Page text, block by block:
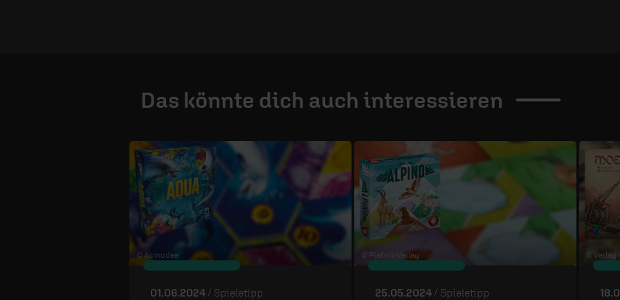
Das könnte dich auch interessieren
© Asmodee
01.06.2024 / Spieletipp
© Piatnik Verlag
25.05.2024 / Spieletipp
© Verlag